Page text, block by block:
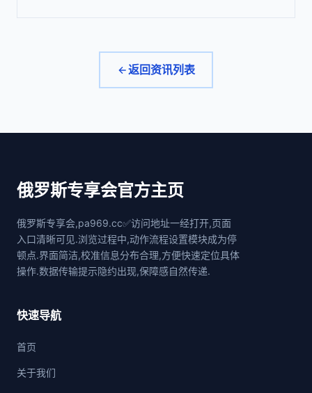
返回资讯列表
俄罗斯专享会官方主页
俄罗斯专享会,pa969.cc✅访问地址一经打开,页面
入口清晰可见.浏览过程中,动作流程设置模块成为停
顿点.界面简洁,校准信息分布合理,方便快速定位具体
操作.数据传输提示隐约出现,保障感自然传递.
快速导航
首页
关于我们